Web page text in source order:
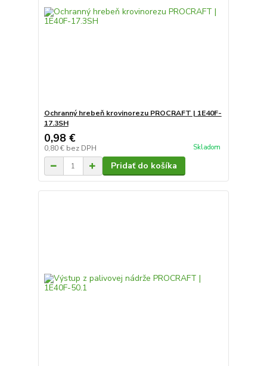
Ochranný hrebeň krovinorezu PROCRAFT | 1E40F-
17.3SH
0,98 €
0,80 € bez DPH Skladom
Pridať do košíka